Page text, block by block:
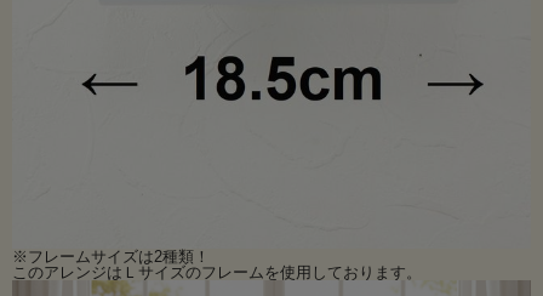
※フレームサイズは2種類！
このアレンジはＬサイズのフレームを使用しております。